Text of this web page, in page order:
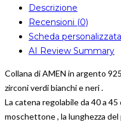
Descrizione
Recensioni (0)
Scheda personalizzata
AI Review Summary
Collana di AMEN in argento
zirconi verdi bianchi e neri .
La catena regolabile da 40 a 45
moschettone , la lunghezza